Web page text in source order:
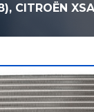
CITROËN